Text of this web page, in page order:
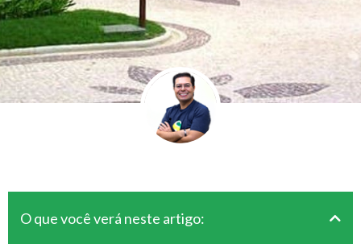
O que você verá neste artigo: